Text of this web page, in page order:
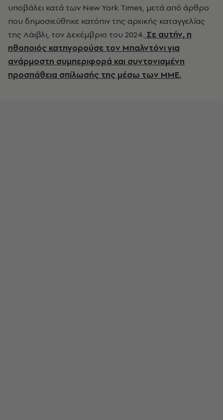
υποβάλει κατά των New York Times, μετά από άρθρο
που δημοσιεύθηκε κατόπιν της αρχικής καταγγελίας
της Λάιβλι, τον Δεκέμβριο του 2024. Σε αυτήν, η
ηθοποιός κατηγορούσε τον Μπαλντόνι για
ανάρμοστη συμπεριφορά και συντονισμένη
προσπάθεια σπίλωσής της μέσω των ΜΜΕ.